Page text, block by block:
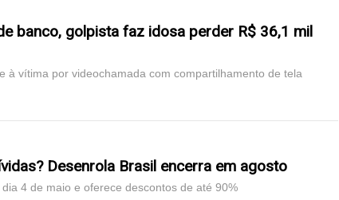
banco, golpista faz idosa perder R$ 36,1 mil
à vítima por videochamada com compartilhamento de tela
Desenrola Brasil encerra em agosto
4 de maio e oferece descontos de até 90%